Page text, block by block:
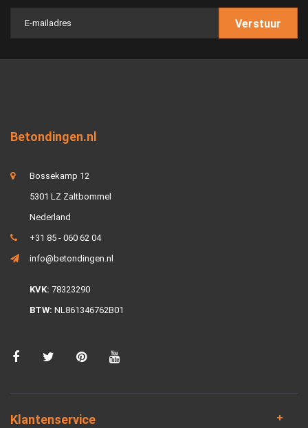
Verstuur
Betondingen.nl
Bossekamp 12
5301 LZ Zaltbommel
Nederland
+31 85 - 060 62 04
info@betondingen.nl
KVK: 78323290
BTW: NL861346762B01
Klantenservice